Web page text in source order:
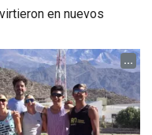
en nuevos
...